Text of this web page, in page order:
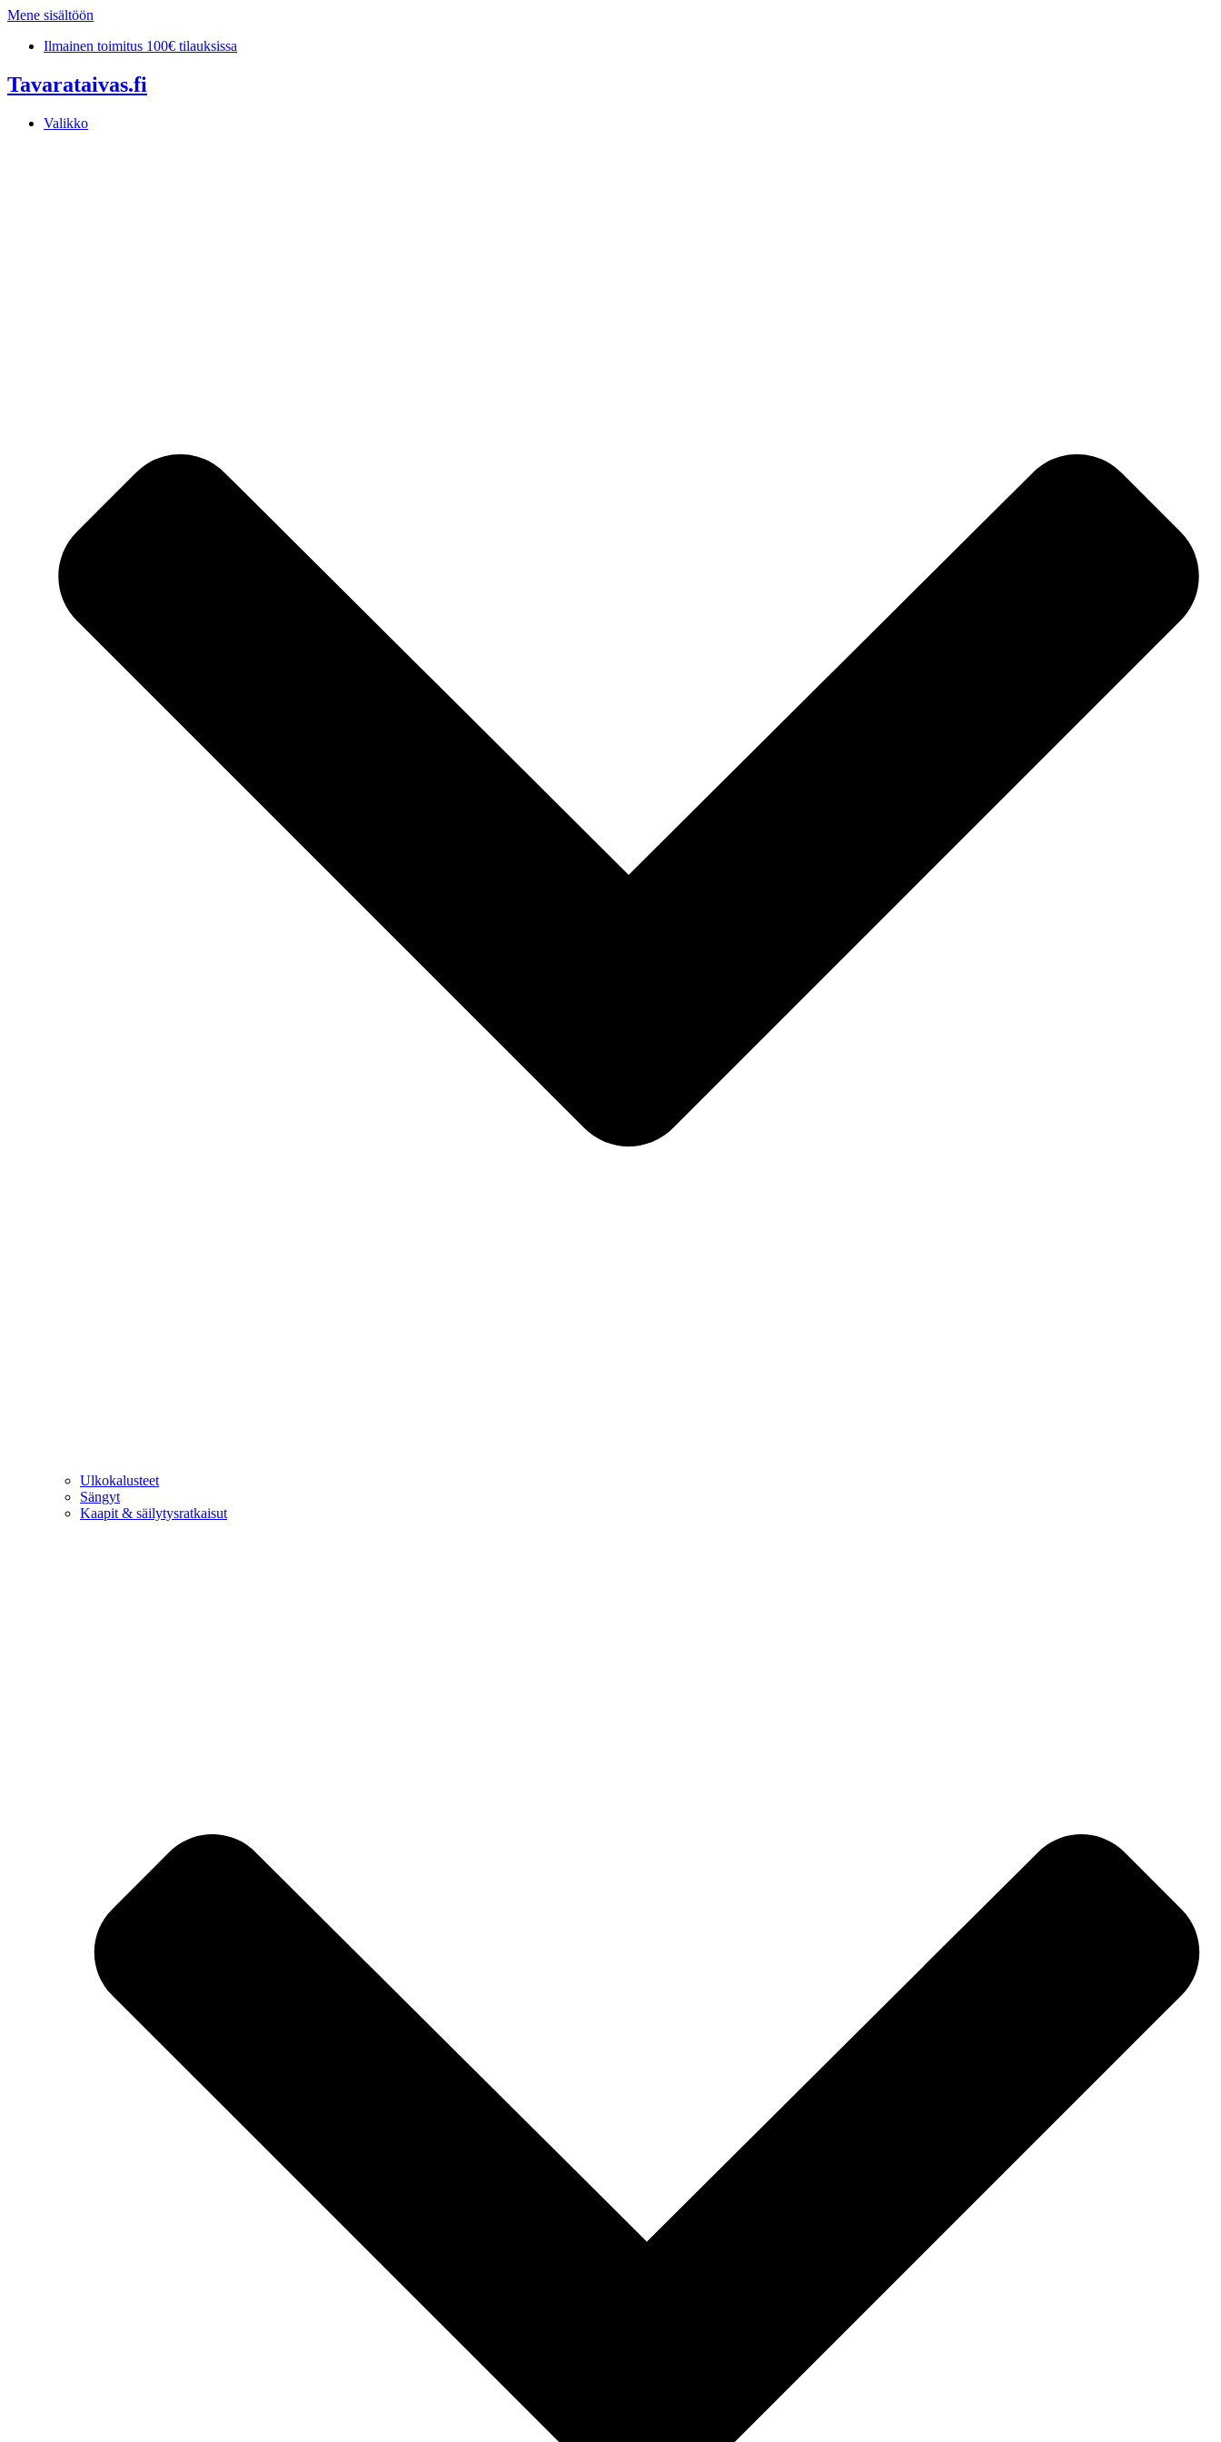
Mene sisältöön
Ilmainen toimitus 100€ tilauksissa
Tavarataivas.fi
Valikko
Ulkokalusteet
Sängyt
Kaapit & säilytysratkaisut